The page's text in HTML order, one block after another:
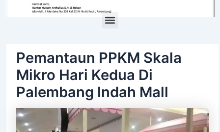
Pemantaun PPKM Skala
Mikro Hari Kedua Di
Palembang Indah Mall